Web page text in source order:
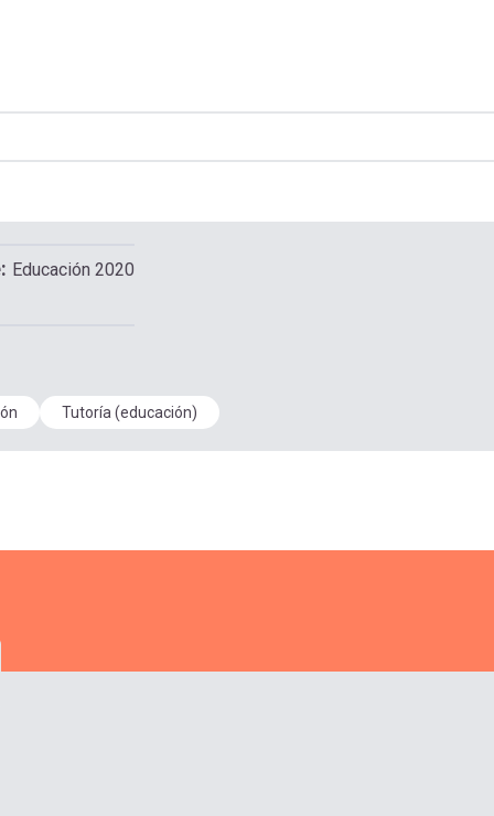
Educación 2020
Tutoría (educación)